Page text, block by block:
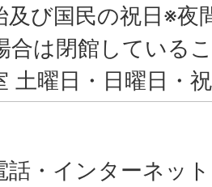
及び国民の祝日※夜
合は閉館している
土曜日・日曜日・
話・インターネッ